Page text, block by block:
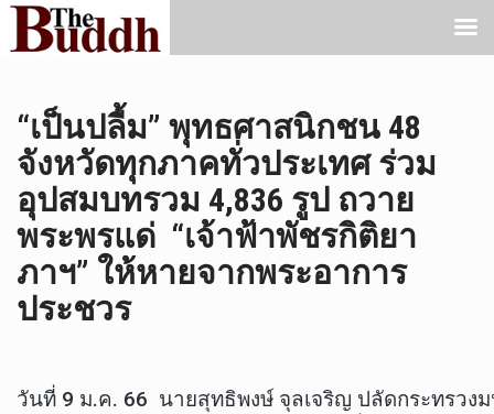
“เป็นปลื้ม” พุทธศาสนิกชน 48
จังหวัดทุกภาคทั่วประเทศ ร่วม
อุปสมบทรวม 4,836 รูป ถวาย
พระพรแด่ “เจ้าฟ้าพัชรกิติยา
ภาฯ” ให้หายจากพระอาการ
ประชวร
วันที่ 9 ม.ค. 66 นายสุทธิพงษ์ จุลเจริญ ปลัดกระทรวงม